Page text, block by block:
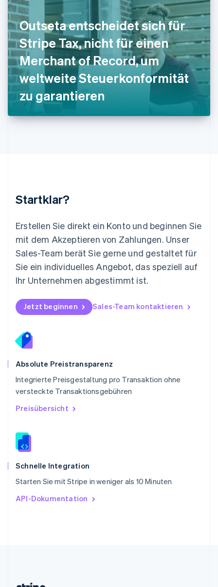
Outseta entscheidet sich für
Stripe Tax, nicht für einen
Merchant of Record, um
weltweite Steuerkonformität
zu garantieren
Startklar?
Erstellen Sie direkt ein Konto und beginnen Sie
mit dem Akzeptieren von Zahlungen. Unser
Sales-Team berät Sie gerne und gestaltet für
Sie ein individuelles Angebot, das speziell auf
Ihr Unternehmen abgestimmt ist.
Jetzt beginnen Sales-Team kontaktieren
Absolute Preistransparenz
Integrierte Preisgestaltung pro Transaktion ohne
versteckte Transaktionsgebühren
Preisübersicht
Schnelle Integration
Starten Sie mit Stripe in weniger als 10 Minuten
API-Dokumentation
Kroatien
EnglishItaliano
Lettland
English
Liechtenstein
Litauen
English
Luxemburg
FrançaisDeutschEnglish
Malaysia
Malta
Nederlands English
Norwegen
Österreich
Polen
English
Portugal
Português English
Rumänien
Schweden
Svenska English
Deutsch
Singapur
English
Slowakei
Slowenien
EnglishItaliano
Sonderverwaltungsregion Hongkong,
Spanien
Thailand
ไทยEnglish
English
English